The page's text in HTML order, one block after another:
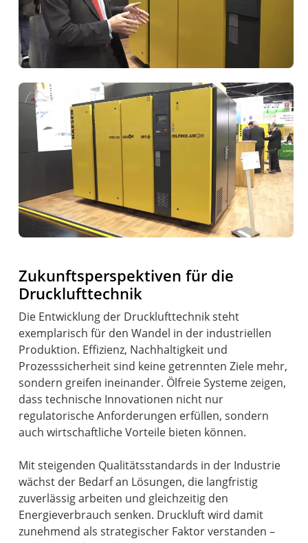
Zukunftsperspektiven für die
Drucklufttechnik
Die Entwicklung der Drucklufttechnik steht
exemplarisch für den Wandel in der industriellen
Produktion. Effizienz, Nachhaltigkeit und
Prozesssicherheit sind keine getrennten Ziele mehr,
sondern greifen ineinander. Ölfreie Systeme zeigen,
dass technische Innovationen nicht nur
regulatorische Anforderungen erfüllen, sondern
auch wirtschaftliche Vorteile bieten können.
Mit steigenden Qualitätsstandards in der Industrie
wächst der Bedarf an Lösungen, die langfristig
zuverlässig arbeiten und gleichzeitig den
Energieverbrauch senken. Druckluft wird damit
zunehmend als strategischer Faktor verstanden –